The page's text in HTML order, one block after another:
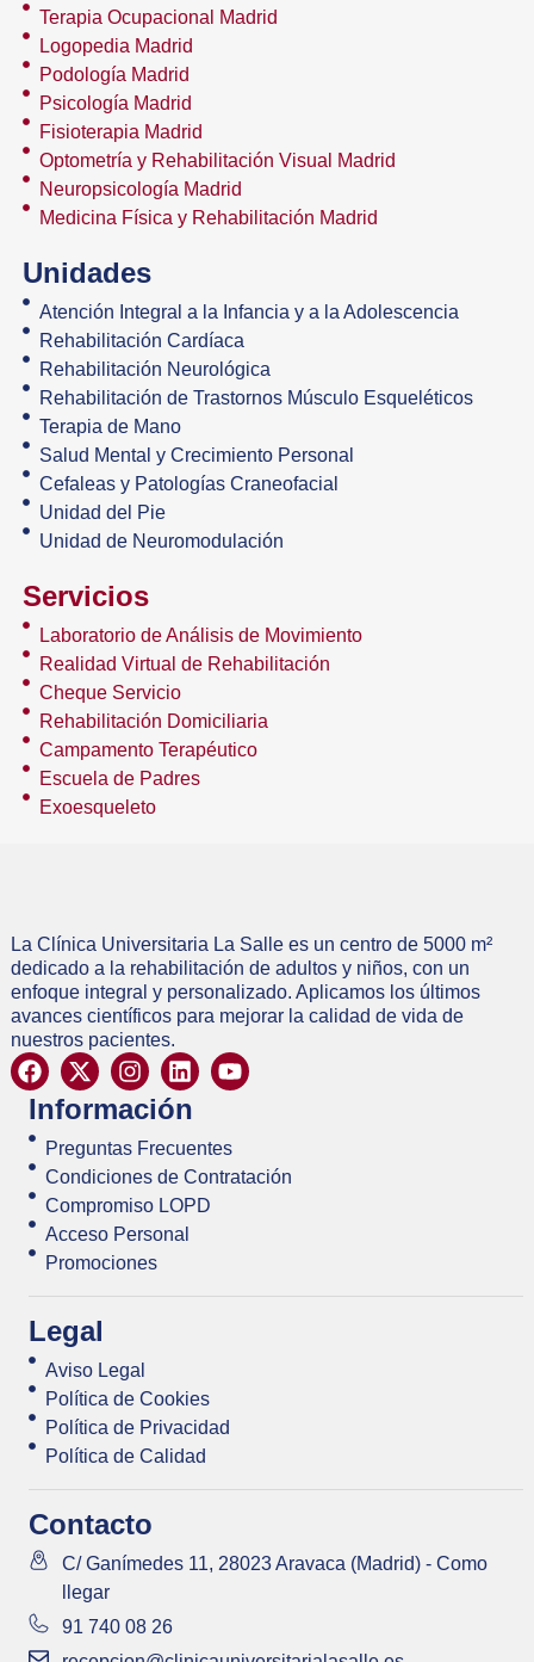
Terapia Ocupacional Madrid
Logopedia Madrid
Podología Madrid
Psicología Madrid
Fisioterapia Madrid
Optometría y Rehabilitación Visual Madrid
Neuropsicología Madrid
Medicina Física y Rehabilitación Madrid
Unidades
Atención Integral a la Infancia y a la Adolescencia
Rehabilitación Cardíaca
Rehabilitación Neurológica
Rehabilitación de Trastornos Músculo Esqueléticos
Terapia de Mano
Salud Mental y Crecimiento Personal
Cefaleas y Patologías Craneofacial
Unidad del Pie
Unidad de Neuromodulación
Servicios
Laboratorio de Análisis de Movimiento
Realidad Virtual de Rehabilitación
Cheque Servicio
Rehabilitación Domiciliaria
Campamento Terapéutico
Escuela de Padres
Exoesqueleto
La Clínica Universitaria La Salle es un centro de 5000 m²
dedicado a la rehabilitación de adultos y niños, con un
enfoque integral y personalizado. Aplicamos los últimos
avances científicos para mejorar la calidad de vida de
nuestros pacientes.
Información
Preguntas Frecuentes
Condiciones de Contratación
Compromiso LOPD
Acceso Personal
Promociones
Legal
Aviso Legal
Política de Cookies
Política de Privacidad
Política de Calidad
Contacto
C/ Ganímedes 11, 28023 Aravaca (Madrid) - Como
llegar
91 740 08 26